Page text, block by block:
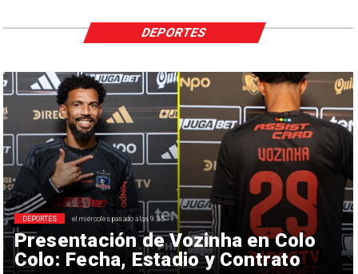
Presentación de Vozinha en Colo
Colo: Fecha, Estadio y Contrato
DEPORTES el miércoles pasado a las 9:35
DEPORTES